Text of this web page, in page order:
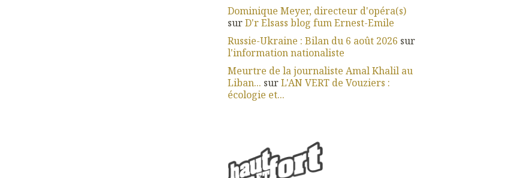
Dominique Meyer, directeur d'opéra(s)
surD'r Elsass blog fum Ernest-Emile
Russie-Ukraine : Bilan du 6 août 2026 sur
l'information nationaliste
Meurtre de la journaliste Amal Khalil au
Liban... surL'AN VERT de Vouziers :
écologie et...